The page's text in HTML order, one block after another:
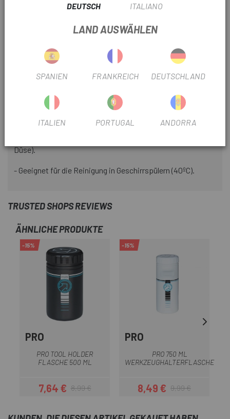
- Stopfen mit übergroßer flacher Düse.
- Größere Öffnung zum besseren Befüllen und Waschen.
- Verdickter Korpus an der Basis für einen festen Halt.
Düse).
- Geeignet für die Reinigung in Geschirrspülern (40ºC).
TRUSTED SHOPS REVIEWS
ÄHNLICHE PRODUKTE
-15%
PRO
PRO TOOL HOLDER
FLASCHE 500 ML
Preis
7,64 €Regulärer Preis
8,99 €
-15%
PRO
PRO 750 ML
WERKZEUGHALTERFLASCHE
Preis
8,49 €Regulärer Preis
9,99 €
DEUTSCH ITALIANO
LAND AUSWÄHLEN
SPANIEN FRANKREICH DEUTSCHLAND
ITALIEN PORTUGAL ANDORRA